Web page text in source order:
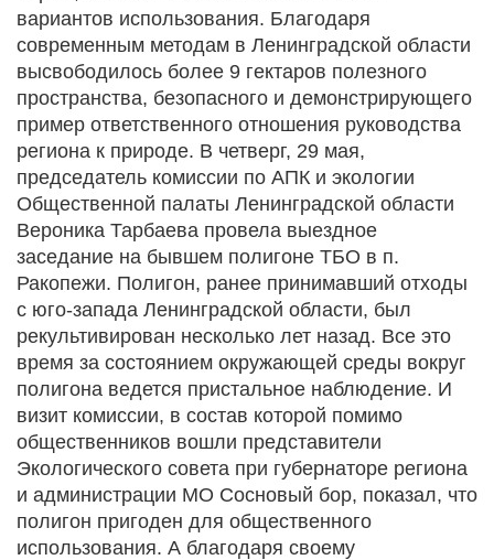
вариантов использования. Благодаря
современным методам в Ленинградской области
высвободилось более 9 гектаров полезного
пространства, безопасного и демонстрирующего
пример ответственного отношения руководства
региона к природе. В четверг, 29 мая,
председатель комиссии по АПК и экологии
Общественной палаты Ленинградской области
Вероника Тарбаева провела выездное
заседание на бывшем полигоне ТБО в п.
Ракопежи. Полигон, ранее принимавший отходы
с юго-запада Ленинградской области, был
рекультивирован несколько лет назад. Все это
время за состоянием окружающей среды вокруг
полигона ведется пристальное наблюдение. И
визит комиссии, в состав которой помимо
общественников вошли представители
Экологического совета при губернаторе региона
и администрации МО Сосновый бор, показал, что
полигон пригоден для общественного
использования. А благодаря своему